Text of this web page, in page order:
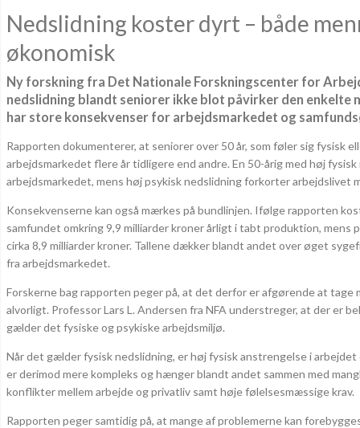
Nedslidning koster dyrt – både
økonomisk
Ny forskning fra Det Nationale Forskningscenter for
nedslidning blandt seniorer ikke blot påvirker den enkelte
har store konsekvenser for arbejdsmarkedet og
Rapporten dokumenterer, at seniorer over 50 år, som føler sig fysisk
arbejdsmarkedet flere år tidligere end andre. En 50-årig med høj
arbejdsmarkedet, mens høj psykisk nedslidning forkorter arbejdslivet
Konsekvenserne kan også mærkes på bundlinjen. Ifølge rapporten
samfundet omkring 9,9 milliarder kroner årligt i tabt produktion, mens
cirka 8,9 milliarder kroner. Tallene dækker blandt andet over øget
fra arbejdsmarkedet.
Forskerne bag rapporten peger på, at det derfor er afgørende at tage
alvorligt. Professor Lars L. Andersen fra NFA understreger, at der er
gælder det fysiske og psykiske arbejdsmiljø.
Når det gælder fysisk nedslidning, er høj fysisk anstrengelse i
er derimod mere kompleks og hænger blandt andet sammen med
konflikter mellem arbejde og privatliv samt høje følelsesmæssige krav.
Rapporten peger samtidig på, at mange af problemerne kan